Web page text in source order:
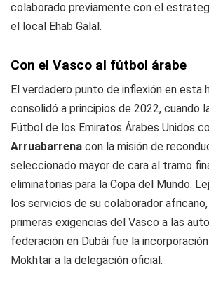
colaborado previamente con el
el local Ehab Galal.
Con el Vasco al fútbol árabe
El verdadero punto de inflexión en esta
consolidó a principios de 2022, cuando
Fútbol de los Emiratos Árabes Unidos
Arruabarrena con la misión de
seleccionado mayor de cara al tramo
eliminatorias para la Copa del Mundo.
los servicios de su colaborador africano,
primeras exigencias del Vasco a las
federación en Dubái fue la
Mokhtar a la delegación oficial.